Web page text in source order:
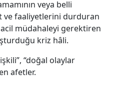
veya belli
ve faaliyetlerini durduran
müdahaleyi gerektiren
kriz hâli.
“doğal olaylar
afetler.